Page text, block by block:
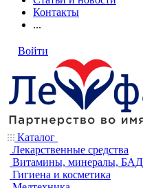
Контакты
...
Войти
Каталог
Лекарственные средства
Витамины, минералы, БАД
Гигиена и косметика